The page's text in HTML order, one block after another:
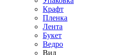
Крафт
Пленка
Лента
Букет
Ведро
Вид